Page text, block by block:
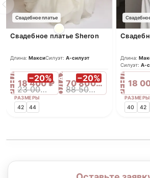
Свадебное платье
Свадебное платье Sheron
Длина: МаксиСилуэт: А-силуэт
АРЕНДА −20%
18 400 ₽
23 000 ₽ ПРОДАЖА −20%
70 800 ₽
88 500 ₽
РАЗМЕРЫ
42 44
Длина:
Силуэт: А-
АРЕНДА18
РАЗМЕРЫ
40 42